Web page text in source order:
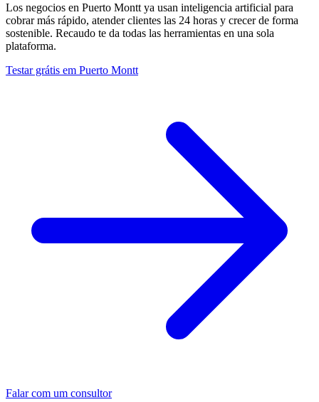
Los negocios en Puerto Montt ya usan inteligencia artificial para
cobrar más rápido, atender clientes las 24 horas y crecer de forma
sostenible. Recaudo te da todas las herramientas en una sola
plataforma.
Testar grátis em Puerto Montt
Falar com um consultor